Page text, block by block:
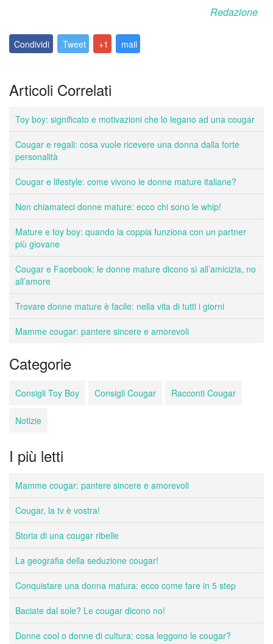
Redazione
Condividi Tweet +1 mail
Articoli Correlati
Toy boy: significato e motivazioni che lo legano ad una cougar
Cougar e regali: cosa vuole ricevere una donna dalla forte
personalità
Cougar e lifestyle: come vivono le donne mature italiane?
Non chiamateci donne mature: ecco chi sono le whip!
Mature e toy boy: quando la coppia funziona con un partner
più giovane
Cougar e Facebook: le donne mature dicono sì all’amicizia, no
all’amore
Trovare donne mature è facile: nella vita di tutti i giorni
Mamme cougar: pantere sincere e amorevoli
Categorie
Consigli Toy Boy Consigli Cougar Racconti Cougar
Notizie
I più letti
Mamme cougar: pantere sincere e amorevoli
Cougar, la tv è vostra!
Storia di una cougar ribelle
La geografia della seduzione cougar!
Conquistare una donna matura: ecco come fare in 5 step
Baciate dal sole? Le cougar dicono no!
Donne cool o donne di cultura: cosa leggono le cougar?